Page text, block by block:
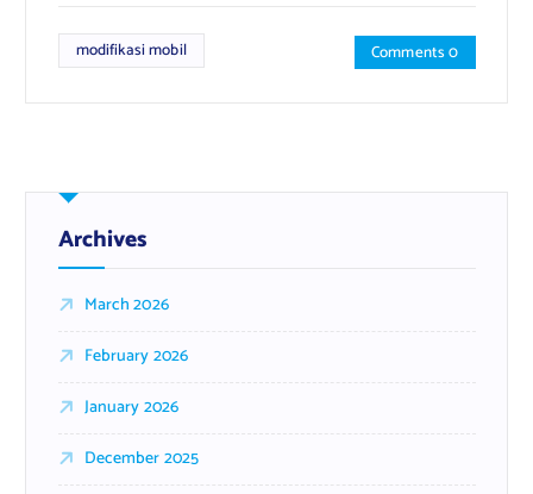
modifikasi mobil Comments 0
Archives
March 2026
February 2026
January 2026
December 2025